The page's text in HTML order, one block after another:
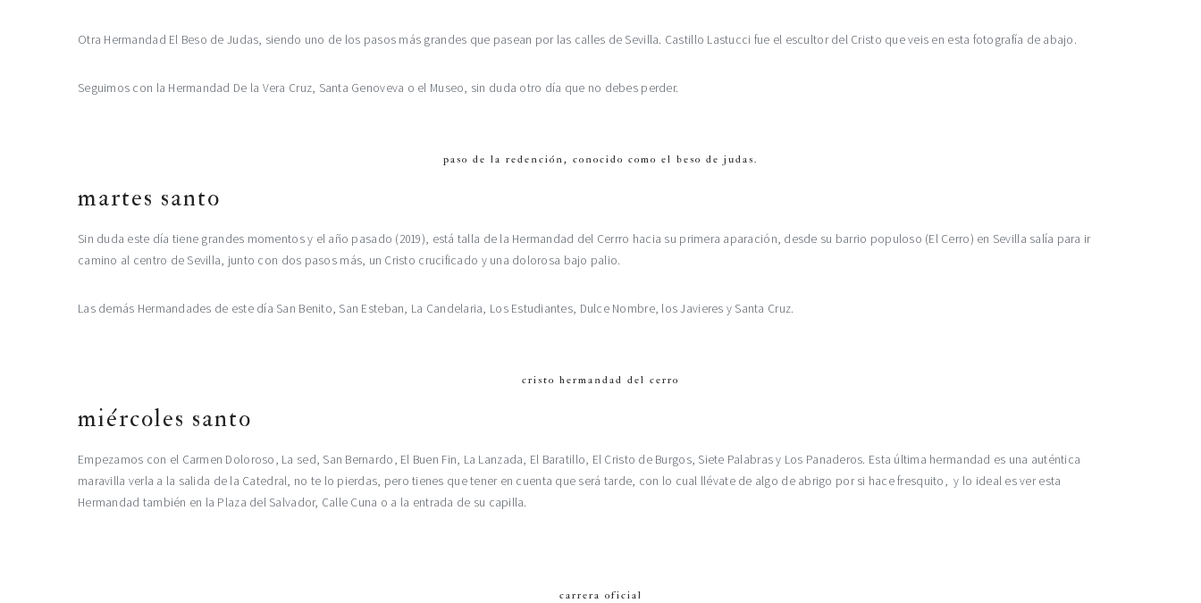
Otra Hermandad El Beso de Judas, siendo uno de los pasos más grandes que pasean por las calles de Sevilla. Castillo Lastucci fue el escultor del Cristo que veis en esta fotografía de abajo.
Seguimos con la Hermandad De la Vera Cruz, Santa Genoveva o el Museo, sin duda otro día que no debes perder.
paso de la redención, conocido como el beso de judas.
martes santo
Sin duda este día tiene grandes momentos y el año pasado (2019), está talla de la Hermandad del Cerrro hacia su primera aparación, desde su barrio populoso (El Cerro) en Sevilla salía para ir
camino al centro de Sevilla, junto con dos pasos más, un Cristo crucificado y una dolorosa bajo palio.
Las demás Hermandades de este día San Benito, San Esteban, La Candelaria, Los Estudiantes, Dulce Nombre, los Javieres y Santa Cruz.
cristo hermandad del cerro
miércoles santo
Empezamos con el Carmen Doloroso, La sed, San Bernardo, El Buen Fin, La Lanzada, El Baratillo, El Cristo de Burgos, Siete Palabras y Los Panaderos. Esta última hermandad es una auténtica
maravilla verla a la salida de la Catedral, no te lo pierdas, pero tienes que tener en cuenta que será tarde, con lo cual llévate de algo de abrigo por si hace fresquito, y lo ideal es ver esta
Hermandad también en la Plaza del Salvador, Calle Cuna o a la entrada de su capilla.
carrera oficial